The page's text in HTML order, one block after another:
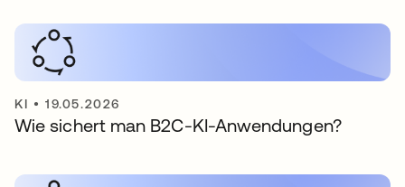
KI •19.05.2026
Wie sichert man B2C-KI-Anwendungen?